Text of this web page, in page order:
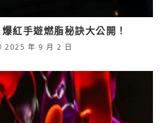
紅手遊燃脂秘訣大公開！
2025 年 9 月 2 日